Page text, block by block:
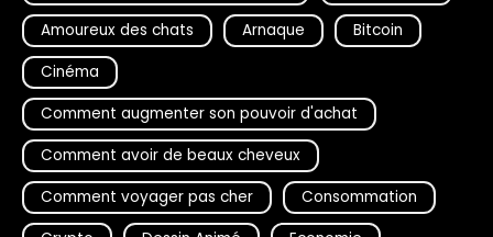
Amoureux des chats
Arnaque
Bitcoin
Cinéma
Comment augmenter son pouvoir d'achat
Comment avoir de beaux cheveux
Comment voyager pas cher
Consommation